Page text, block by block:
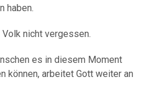
haben.
nicht vergessen.
es in diesem Moment
können, arbeitet Gott weiter an